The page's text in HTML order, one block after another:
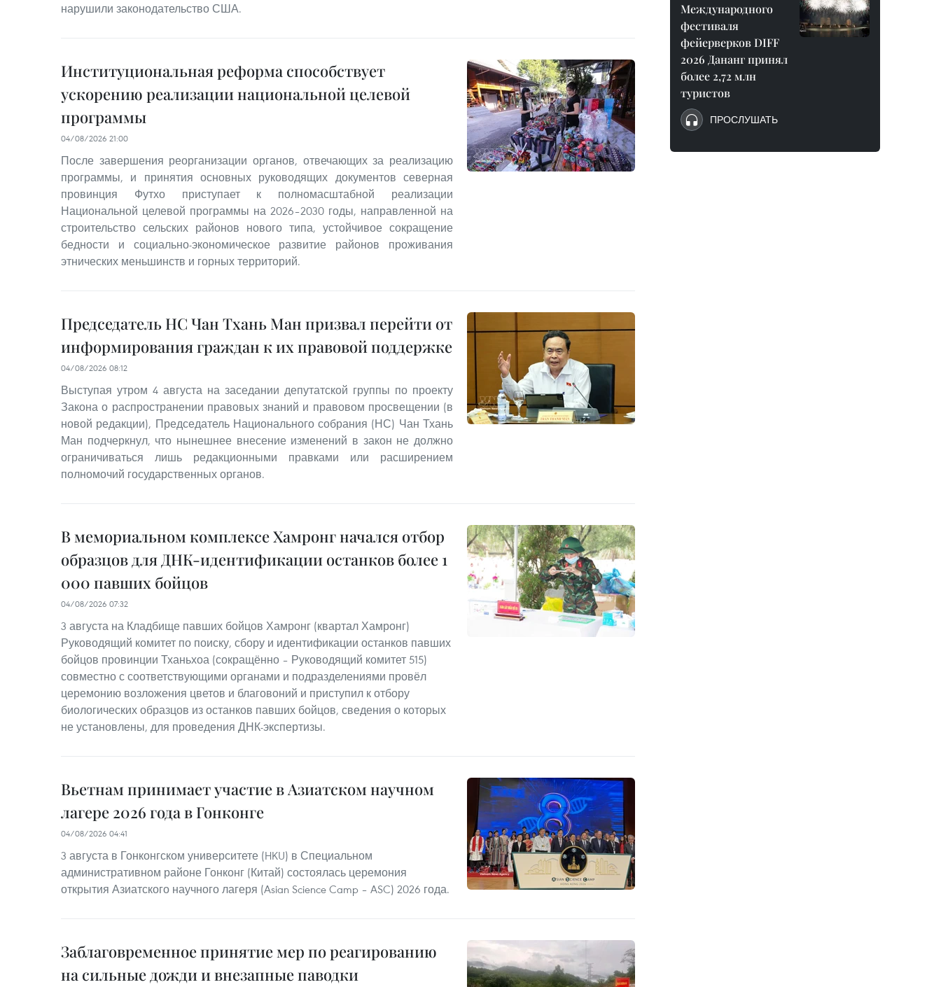
нарушили законодательство США.
Институциональная реформа способствует
ускорению реализации национальной целевой
программы
04/08/2026 21:00
После завершения реорганизации органов, отвечающих за реализацию
программы, и принятия основных руководящих документов северная
провинция Футхо приступает к полномасштабной реализации
Национальной целевой программы на 2026–2030 годы, направленной на
строительство сельских районов нового типа, устойчивое сокращение
бедности и социально-экономическое развитие районов проживания
этнических меньшинств и горных территорий.
Председатель НС Чан Тхань Ман призвал перейти от
информирования граждан к их правовой поддержке
04/08/2026 08:12
Выступая утром 4 августа на заседании депутатской группы по проекту
Закона о распространении правовых знаний и правовом просвещении (в
новой редакции), Председатель Национального собрания (НС) Чан Тхань
Ман подчеркнул, что нынешнее внесение изменений в закон не должно
ограничиваться лишь редакционными правками или расширением
полномочий государственных органов.
В мемориальном комплексе Хамронг начался отбор
образцов для ДНК-идентификации останков более 1
000 павших бойцов
04/08/2026 07:32
3 августа на Кладбище павших бойцов Хамронг (квартал Хамронг)
Руководящий комитет по поиску, сбору и идентификации останков павших
бойцов провинции Тханьхоа (сокращённо – Руководящий комитет 515)
совместно с соответствующими органами и подразделениями провёл
церемонию возложения цветов и благовоний и приступил к отбору
биологических образцов из останков павших бойцов, сведения о которых
не установлены, для проведения ДНК-экспертизы.
Вьетнам принимает участие в Азиатском научном
лагере 2026 года в Гонконге
04/08/2026 04:41
3 августа в Гонконгском университете (HKU) в Специальном
административном районе Гонконг (Китай) состоялась церемония
открытия Азиатского научного лагеря (Asian Science Camp – ASC) 2026 года.
Заблаговременное принятие мер по реагированию
на сильные дожди и внезапные паводки
Международного
фестиваля
фейерверков DIFF
2026 Дананг принял
более 2,72 млн
туристов
ПРОСЛУШАТЬ